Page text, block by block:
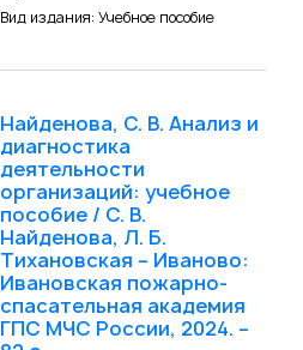
Вид издания: Учебное пособие
Найденова, С. В. Анализ и
диагностика
деятельности
организаций: учебное
пособие / С. В.
Найденова, Л. Б.
Тихановская – Иваново:
Ивановская пожарно-
спасательная академия
ГПС МЧС России, 2024. –